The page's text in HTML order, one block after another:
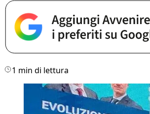
1 min di lettura